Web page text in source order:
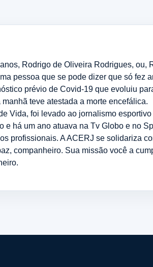
Rodrigo de Oliveira Rodrigues, ou,
pessoa que se pode dizer que só fez
prévio de Covid-19 que evoluiu
teve atestada a morte encefálica.
Vida, foi levado ao jornalismo
há um ano atuava na Tv Globo e no
profissionais. A ACERJ se solidariza
companheiro. Sua missão você a